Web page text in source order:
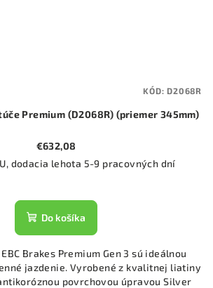
Premium (D2068R) (priemer 345mm)
€632,08
dodacia lehota 5-9 pracovných dní
Do košíka
Brakes Premium Gen 3 sú ideálnou
jazdenie. Vyrobené z kvalitnej liatiny
povrchovou úpravou Silver
KÓD:D2068R